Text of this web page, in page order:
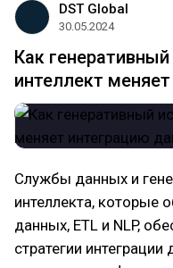
DST Global
30.05.2024
Как
интеллект
Службы данных и
интеллекта, которые
данных, ETL и NLP,
стратегии